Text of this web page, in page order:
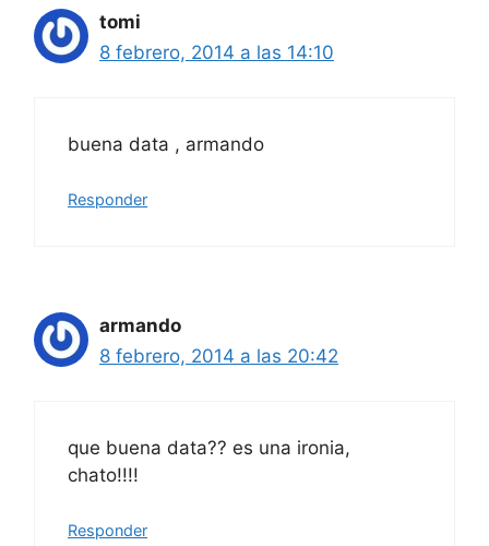
tomi
8 febrero, 2014 a las 14:10
buena data , armando
Responder
armando
8 febrero, 2014 a las 20:42
que buena data?? es una ironia,
chato!!!!
Responder